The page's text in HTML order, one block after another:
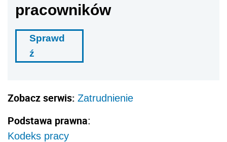
pracowników
Sprawd
ź
Zobacz serwis: Zatrudnienie
Podstawa prawna:
Kodeks pracy